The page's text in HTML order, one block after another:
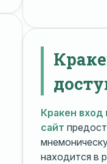
Кракен вход
сайт
находится в